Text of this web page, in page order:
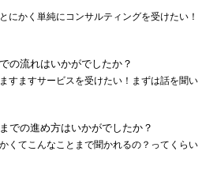
にかく単純にコンサルティングを受けたい！
の流れはいかがでしたか？
すますサービスを受けたい！まずは話を聞い
での進め方はいかがでしたか？
くてこんなことまで聞かれるの？ってくらい